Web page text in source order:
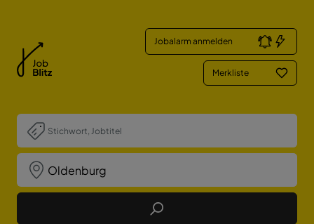
Jobalarm anmelden
Merkliste
Job Finden